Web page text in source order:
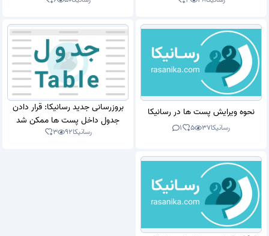
نحوه ویرایش پست ها در رسانیکا
رسانیکا37
5
1
بروزرسانی جدید رسانیکا: قرار دادن
جدول داخل پست ها ممکن شد
رسانیکا92
3